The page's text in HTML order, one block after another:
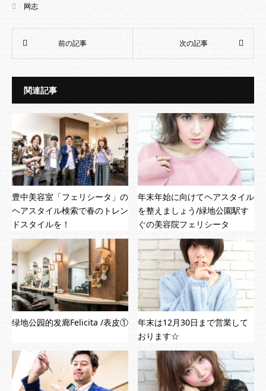
网志
関連記事
豊中美容室「フェリシータ」の
ヘアスタイル検索で春のトレン
ドスタイルを！
年末年始に向けてヘアスタイル
を整えましょう/緑地公園駅す
ぐの美容院フェリシータ
绿地公园的发廊Felicita /表皮①
年末は12月30日まで営業して
おります☆